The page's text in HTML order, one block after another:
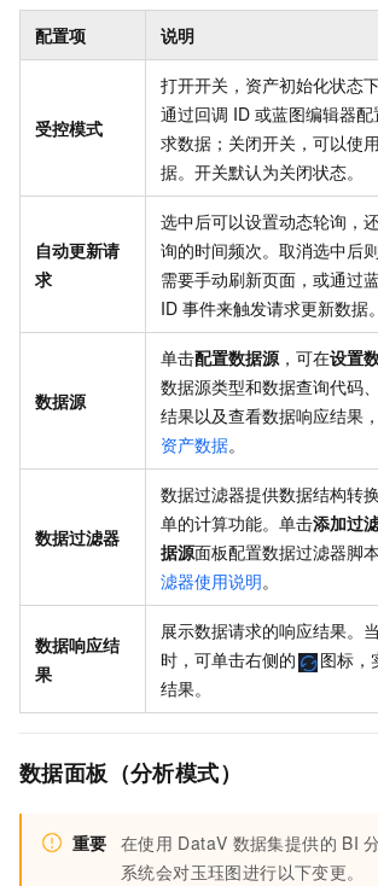
配置项 说明
受控模式
打开开关， 资产初始化状态
通过回调 ID 或蓝图编辑器
求数据；关闭开关，可以使
据。开关默认为关闭状态。
自动更新请
求
选中后可以设置动态轮询，
询的时间频次。取消选中后
需要手动刷新页面，或通过
ID 事件来触发请求更新数据。
数据源
单击配置数据源，可在设置
数据源类型和数据查询代码
结果以及查看数据响应结果
资产数据。
数据过滤器
数据过滤器提供数据结构转
单的计算功能。单击添加过
据源面板配置数据过滤器脚
滤器使用说明。
数据响应结
果
展示数据请求的响应结果。
时，可单击右侧的
图标，
结果。
数据面板（分析模式）
重要 在使用 DataV 数据集提供的 BI
系统会对玉珏图进行以下变更。